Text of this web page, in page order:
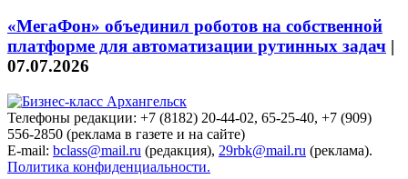
«МегаФон» объединил роботов на собственной
платформе для автоматизации рутинных задач |
07.07.2026
Телефоны редакции: +7 (8182) 20-44-02, 65-25-40, +7 (909)
556-2850 (реклама в газете и на сайте)
E-mail: bclass@mail.ru (редакция), 29rbk@mail.ru (реклама).
Политика конфиденциальности.